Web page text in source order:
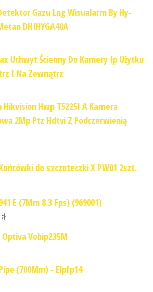
Gazu Lng Wisualarm By Hy-
DHIHYGA40A
Uchwyt Ścienny Do Kamery Ip Użytku
I Na Zewnątrz
Hikvision Hwp T5225I A Kamera
2Mp Ptz Hdtvi Z Podczerwienią
do szczoteczki X PW01 2szt.
E (7Mm 8.3 Fps) (969001)
zł
Vobip235M
(700Mm) - Elpfp14